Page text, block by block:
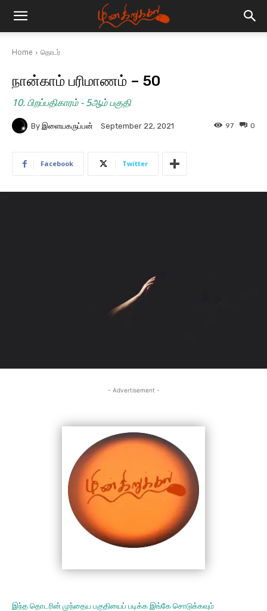
Home தொடர்
நான்காம் பரிமாணம் – 50
10. பிறப்பதிகாரம் - 5ஆம் பகுதி
By இளையகருப்பன் September 22, 2021 0
97
Facebook Twitter
- Advertisement -
இந்த தொடரின் முந்தைய பகுதியைப் படிக்க இங்கே சொடுக்கவும்